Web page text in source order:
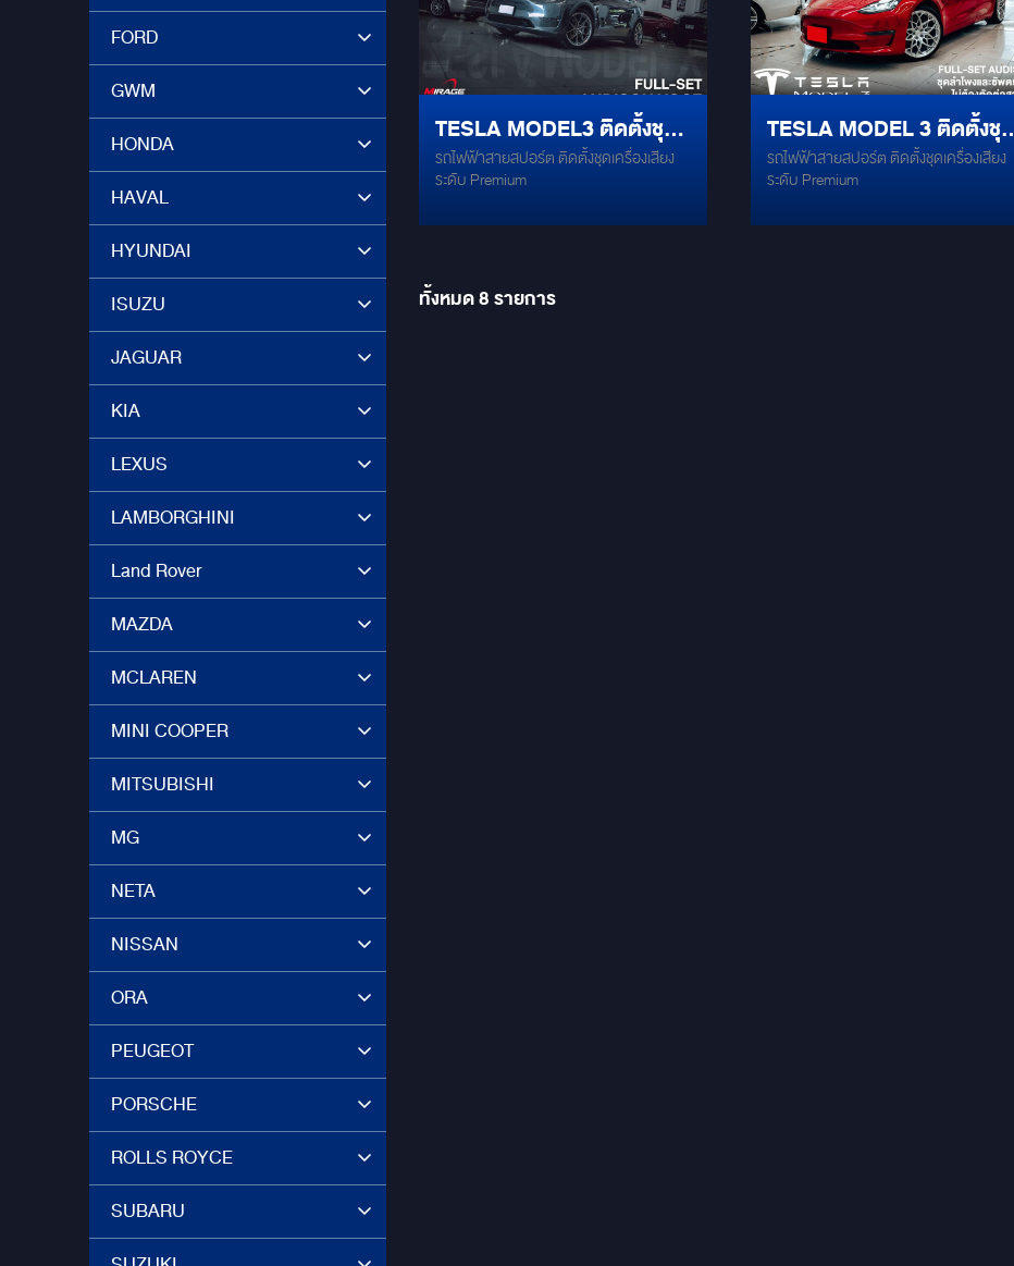
FORD
GWM
HONDA
HAVAL
HYUNDAI
ISUZU
JAGUAR
KIA
LEXUS
LAMBORGHINI
Land Rover
MAZDA
MCLAREN
MINI COOPER
MITSUBISHI
MG
NETA
NISSAN
ORA
PEUGEOT
PORSCHE
ROLLS ROYCE
SUBARU
TESLA MODEL3 ติดตั้งชุด
เครื่องเสียงระดับ PREMIUM
รถไฟฟ้าสายสปอร์ต ติดตั้งชุดเครื่องเสียง
ระดับ Premium
TESLA MODEL 3 ติดตั้งชุด
ชุดลำโพงระดับ PREMIUM
รถไฟฟ้าสายสปอร์ต ติดตั้งชุดเครื่องเสียง
ระดับ Premium
ทั้งหมด8รายการ